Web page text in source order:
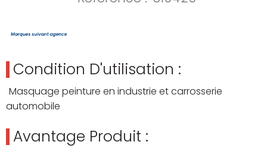
Condition D'utilisation :
Masquage peinture en industrie et carrosserie
automobile
Avantage Produit :